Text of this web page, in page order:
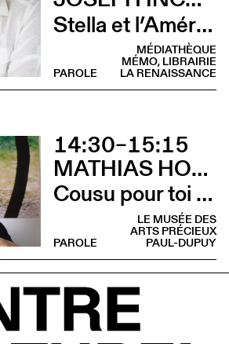
Stella et l’Amérique (Rencontre)
MÉDIATHÈQUE
MÉMO, LIBRAIRIE
LA RENAISSANCE
PAROLE
14:30–15:15
MATHIAS HOWALD
Cousu pour toi (Lecture)
LE MUSÉE DES
ARTS PRÉCIEUX
PAUL-DUPUY
PAROLE